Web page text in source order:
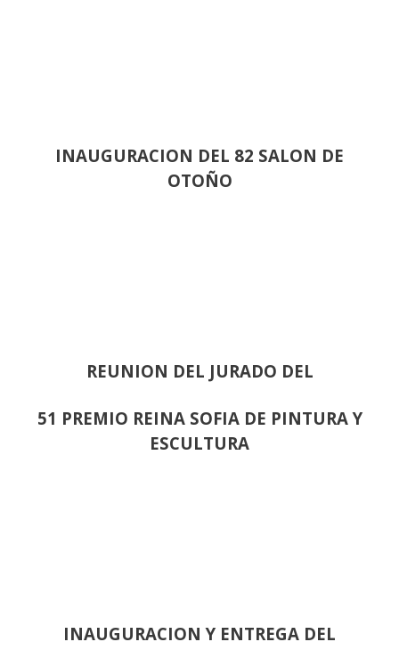
INAUGURACION DEL 82 SALON DE
OTOÑO
REUNION DEL JURADO DEL
51 PREMIO REINA SOFIA DE PINTURA Y
ESCULTURA
INAUGURACION Y ENTREGA DEL